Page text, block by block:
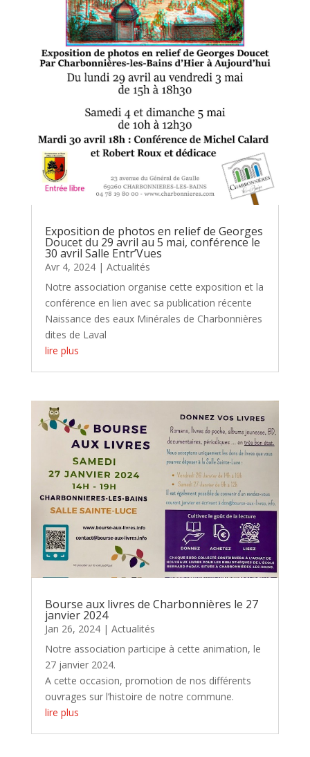
Exposition de photos en relief de Georges
Doucet du 29 avril au 5 mai, conférence le
30 avril Salle Entr’Vues
Avr 4, 2024| Actualités
Notre association organise cette exposition et la
conférence en lien avec sa publication récente
Naissance des eaux Minérales de Charbonnières
dites de Laval
lire plus
Bourse aux livres de Charbonnières le 27
janvier 2024
Jan 26, 2024| Actualités
Notre association participe à cette animation, le
27 janvier 2024.
A cette occasion, promotion de nos différents
ouvrages sur l’histoire de notre commune.
lire plus